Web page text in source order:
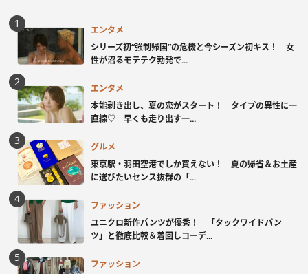
エンタメ
シリーズ初“強制帰国”の危機と今シーズン初キス！ 女
性が沼るモテテク勃発で...
エンタメ
本能剥き出し、夏の恋がスタート！ タイプの異性に一
直線♡ 早くも走り出す一...
グルメ
東京駅・羽田空港でしか買えない！ 夏の帰省＆お土産
に選びたいセンス抜群の「...
ファッション
ユニクロ新作パンツが優秀！ 「タックワイドパン
ツ」と徹底比較＆着回しコーデ...
ファッション